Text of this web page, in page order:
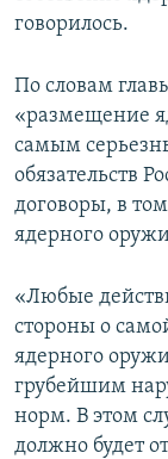
говорилось.
По словам
«размещение
самым
обязательств
договоры, в
ядерного
«Любые
стороны о
ядерного
грубейшим
норм. В этом
должно будет